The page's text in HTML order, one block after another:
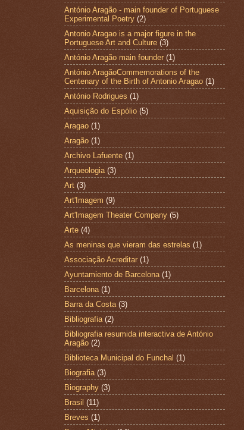
António Aragão - main founder of Portuguese
Experimental Poetry (2)
Antonio Aragao is a major figure in the
Portuguese Art and Culture (3)
António Aragão main founder (1)
António AragãoCommemorations of the
Centenary of the Birth of Antonio Aragao (1)
António Rodrigues (1)
Aquisição do Espólio (5)
Aragao (1)
Aragão (1)
Archivo Lafuente (1)
Arqueologia (3)
Art (3)
Art'Imagem (9)
Art'Imagem Theater Company (5)
Arte (4)
As meninas que vieram das estrelas (1)
Associação Acreditar (1)
Ayuntamiento de Barcelona (1)
Barcelona (1)
Barra da Costa (3)
Bibliografia (2)
Bibliografia resumida interactiva de António
Aragão (2)
Biblioteca Municipal do Funchal (1)
Biografia (3)
Biography (3)
Brasil (11)
Breves (1)